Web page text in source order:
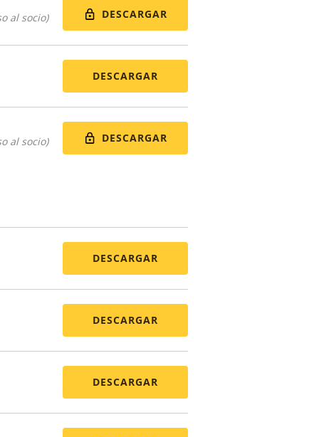
al socio) DESCARGAR
DESCARGAR
al socio) DESCARGAR
DESCARGAR
DESCARGAR
DESCARGAR